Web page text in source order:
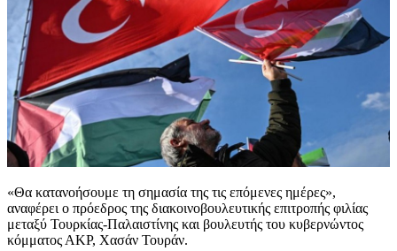
«Θα κατανοήσουμε τη σημασία της τις επόμενες ημέρες»,
αναφέρει ο πρόεδρος της διακοινοβουλευτικής επιτροπής φιλίας
μεταξύ Τουρκίας-Παλαιστίνης και βουλευτής του κυβερνώντος
κόμματος ΑΚΡ, Χασάν Τουράν.